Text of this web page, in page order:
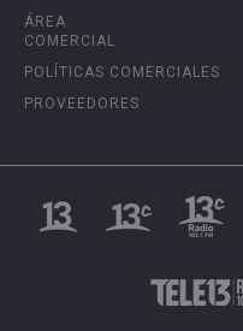
ÁREA
COMERCIAL
POLÍTICAS COMERCIALES
PROVEEDORES